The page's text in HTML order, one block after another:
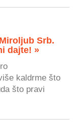
Srb.
dajte! »
kaldrme što
što pravi